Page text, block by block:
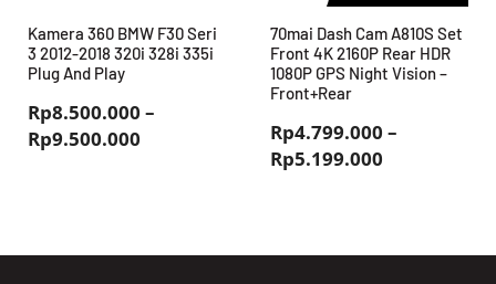
Kamera 360 BMW F30 Seri
3 2012-2018 320i 328i 335i
Plug And Play
Rp8.500.000 –
Rp9.500.000
70mai Dash Cam A810S Set
Front 4K 2160P Rear HDR
1080P GPS Night Vision –
Front+Rear
Rp4.799.000 –
Rp5.199.000
Rp5.199.000